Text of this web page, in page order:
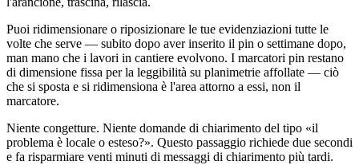
Puoi ridimensionare o riposizionare le tue evidenziazioni tutte le
volte che serve — subito dopo aver inserito il pin o settimane dopo,
man mano che i lavori in cantiere evolvono. I marcatori pin restano
di dimensione fissa per la leggibilità su planimetrie affollate — ciò
che si sposta e si ridimensiona è l'area attorno a essi, non il
marcatore.
Niente congetture. Niente domande di chiarimento del tipo «il
problema è locale o esteso?». Questo passaggio richiede due secondi
e fa risparmiare venti minuti di messaggi di chiarimento più tardi.